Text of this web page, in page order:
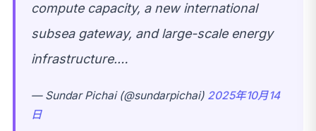
compute capacity, a new international
subsea gateway, and large-scale energy
infrastructure.…
— Sundar Pichai (@sundarpichai) 2025年10月14
日